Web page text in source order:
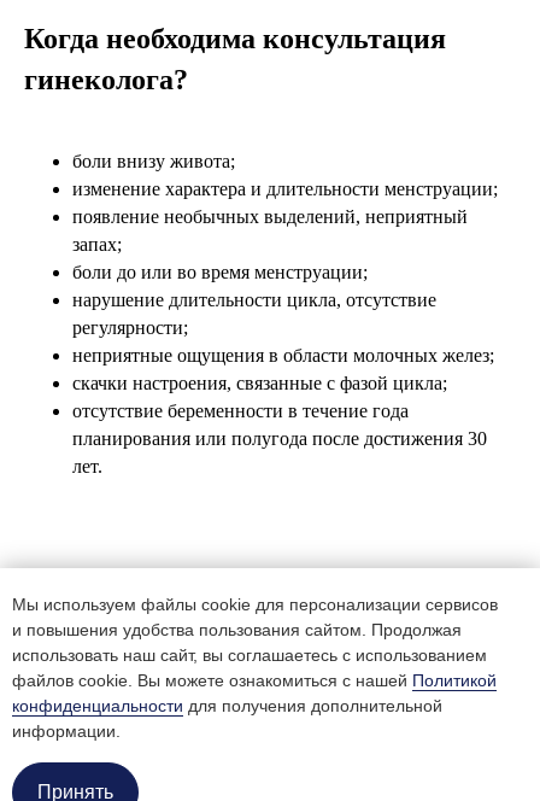
Мы используем файлы cookie для персонализации сервисов
и повышения удобства пользования сайтом. Продолжая
использовать наш сайт, вы соглашаетесь с использованием
файлов cookie. Вы можете ознакомиться с нашей Политикой
конфиденциальности для получения дополнительной
информации.
Принять
Когда необходима консультация
гинеколога?
боли внизу живота;
изменение характера и длительности менструации;
появление необычных выделений, неприятный
запах;
боли до или во время менструации;
нарушение длительности цикла, отсутствие
регулярности;
неприятные ощущения в области молочных желез;
скачки настроения, связанные с фазой цикла;
отсутствие беременности в течение года
планирования или полугода после достижения 30
лет.
Почему мы
Высокий профессионализм.В отделении гинекологии
работают квалифицированные специалисты. Они
ежегодно посещают российские и международные
медицинские конгрессы, оперативно внедряют в работу
новейшие разработки в этой области.